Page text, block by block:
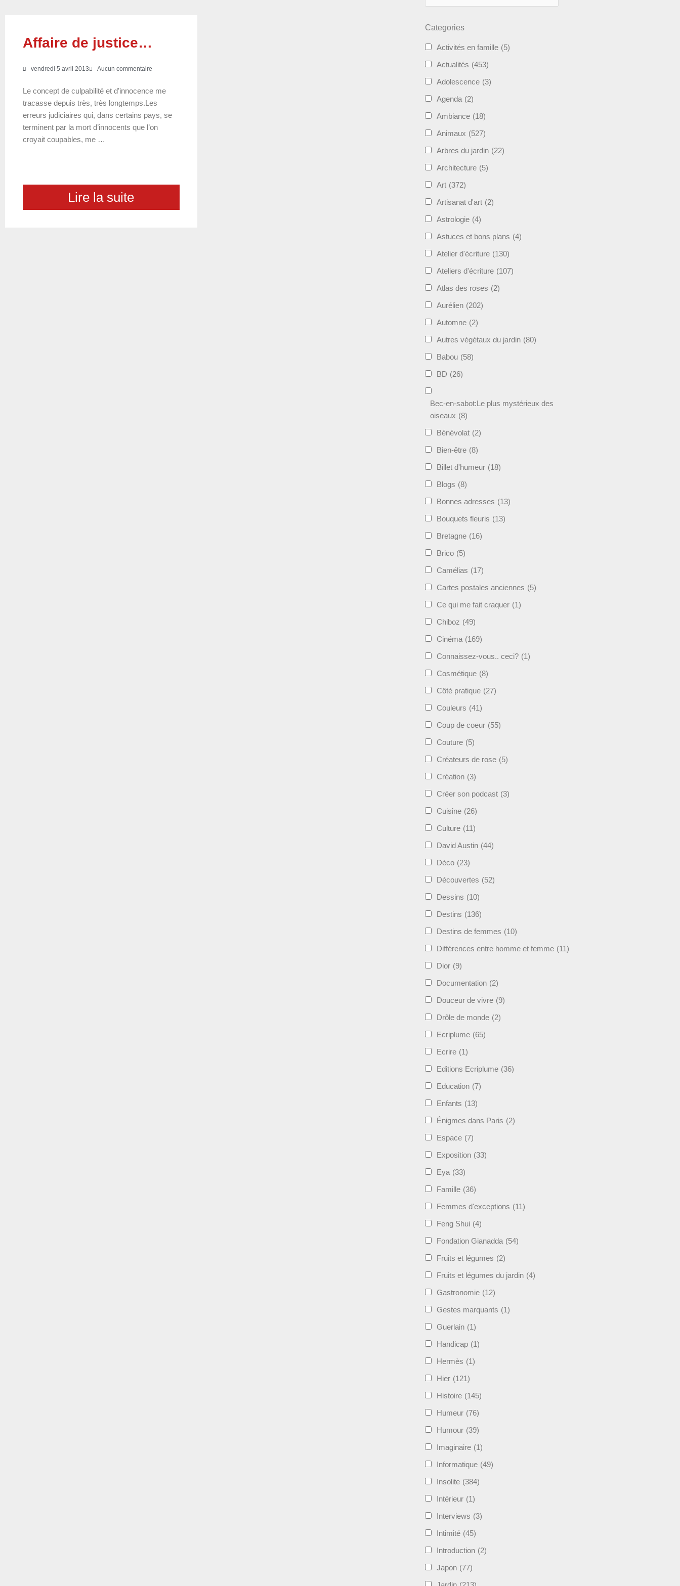
Affaire de justice…
vendredi 5 avril 2013 Aucun commentaire
Le concept de culpabilité et d’innocence me
tracasse depuis très, très longtemps.Les
erreurs judiciaires qui, dans certains pays, se
terminent par la mort d’innocents que l’on
croyait coupables, me …
Lire la suite
Categories
Activités en famille (5)
Actualités (453)
Adolescence (3)
Agenda (2)
Ambiance (18)
Animaux (527)
Arbres du jardin (22)
Architecture (5)
Art (372)
Artisanat d'art (2)
Astrologie (4)
Astuces et bons plans (4)
Atelier d'écriture (130)
Ateliers d'écriture (107)
Atlas des roses (2)
Aurélien (202)
Automne (2)
Autres végétaux du jardin (80)
Babou (58)
BD (26)
Bec-en-sabot:Le plus mystérieux des
oiseaux (8)
Bénévolat (2)
Bien-être (8)
Billet d'humeur (18)
Blogs (8)
Bonnes adresses (13)
Bouquets fleuris (13)
Bretagne (16)
Brico (5)
Camélias (17)
Cartes postales anciennes (5)
Ce qui me fait craquer (1)
Chiboz (49)
Cinéma (169)
Connaissez-vous.. ceci? (1)
Cosmétique (8)
Côté pratique (27)
Couleurs (41)
Coup de coeur (55)
Couture (5)
Créateurs de rose (5)
Création (3)
Créer son podcast (3)
Cuisine (26)
Culture (11)
David Austin (44)
Déco (23)
Découvertes (52)
Dessins (10)
Destins (136)
Destins de femmes (10)
Différences entre homme et femme (11)
Dior (9)
Documentation (2)
Douceur de vivre (9)
Drôle de monde (2)
Ecriplume (65)
Ecrire (1)
Editions Ecriplume (36)
Education (7)
Enfants (13)
Énigmes dans Paris (2)
Espace (7)
Exposition (33)
Eya (33)
Famille (36)
Femmes d'exceptions (11)
Feng Shui (4)
Fondation Gianadda (54)
Fruits et légumes (2)
Fruits et légumes du jardin (4)
Gastronomie (12)
Gestes marquants (1)
Guerlain (1)
Handicap (1)
Hermès (1)
Hier (121)
Histoire (145)
Humeur (76)
Humour (39)
Imaginaire (1)
Informatique (49)
Insolite (384)
Intérieur (1)
Interviews (3)
Intimité (45)
Introduction (2)
Japon (77)